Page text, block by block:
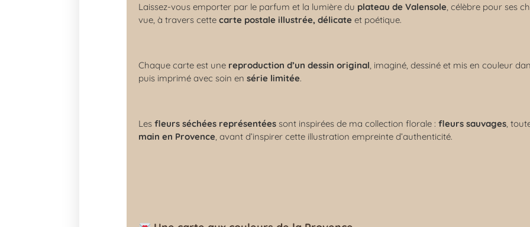
Laissez-vous emporter par le parfum et la lumière du plateau de Valensole , célèbre pour ses
vue, à travers cettecarte postale illustrée, délicate et poétique.
Chaque carte est une reproduction d’un dessin original , imaginé, dessiné et mis en couleur
puis imprimé avec soin ensérie limitée.
Lesfleurs séchées représentées sont inspirées de ma collection florale : fleurs sauvages ,
main en Provence , avant d’inspirer cette illustration empreinte d’authenticité.